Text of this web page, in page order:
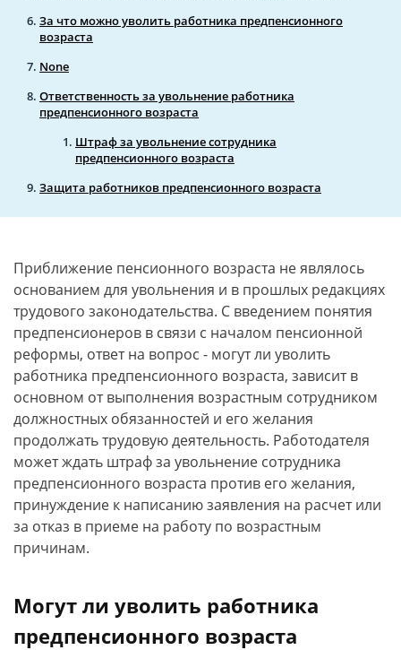
За что можно уволить работника предпенсионного
возраста
None
Ответственность за увольнение работника
предпенсионного возраста
Штраф за увольнение сотрудника
предпенсионного возраста
Защита работников предпенсионного возраста
Приближение пенсионного возраста не являлось
основанием для увольнения и в прошлых редакциях
трудового законодательства. С введением понятия
предпенсионеров в связи с началом пенсионной
реформы, ответ на вопрос - могут ли уволить
работника предпенсионного возраста, зависит в
основном от выполнения возрастным сотрудником
должностных обязанностей и его желания
продолжать трудовую деятельность. Работодателя
может ждать штраф за увольнение сотрудника
предпенсионного возраста против его желания,
принуждение к написанию заявления на расчет или
за отказ в приеме на работу по возрастным
причинам.
Могут ли уволить работника
предпенсионного возраста